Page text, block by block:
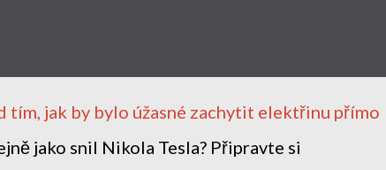
tím, jak by bylo úžasné zachytit elektřinu přímo
jako snil Nikola Tesla? Připravte si